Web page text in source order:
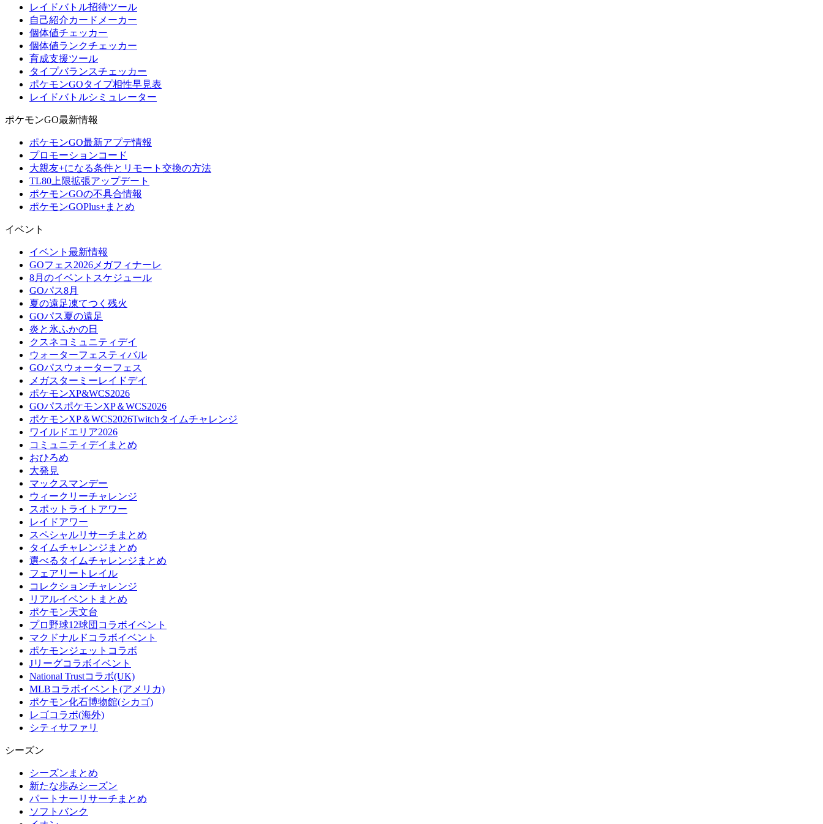
レイドバトル招待ツール
自己紹介カードメーカー
個体値チェッカー
個体値ランクチェッカー
育成支援ツール
タイプバランスチェッカー
ポケモンGOタイプ相性早見表
レイドバトルシミュレーター
ポケモンGO最新情報
ポケモンGO最新アプデ情報
プロモーションコード
大親友+になる条件とリモート交換の方法
TL80上限拡張アップデート
ポケモンGOの不具合情報
ポケモンGOPlus+まとめ
イベント
イベント最新情報
GOフェス2026メガフィナーレ
8月のイベントスケジュール
GOパス8月
夏の遠足凍てつく残火
GOパス夏の遠足
炎と氷ふかの日
クスネコミュニティデイ
ウォーターフェスティバル
GOパスウォーターフェス
メガスターミーレイドデイ
ポケモンXP&WCS2026
GOパスポケモンXP＆WCS2026
ポケモンXP＆WCS2026Twitchタイムチャレンジ
ワイルドエリア2026
コミュニティデイまとめ
おひろめ
大発見
マックスマンデー
ウィークリーチャレンジ
スポットライトアワー
レイドアワー
スペシャルリサーチまとめ
タイムチャレンジまとめ
選べるタイムチャレンジまとめ
フェアリートレイル
コレクションチャレンジ
リアルイベントまとめ
ポケモン天文台
プロ野球12球団コラボイベント
マクドナルドコラボイベント
ポケモンジェットコラボ
Jリーグコラボイベント
National Trustコラボ(UK)
MLBコラボイベント(アメリカ)
ポケモン化石博物館(シカゴ)
レゴコラボ(海外)
シティサファリ
シーズン
シーズンまとめ
新たな歩みシーズン
パートナーリサーチまとめ
ソフトバンク